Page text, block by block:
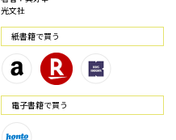
光文社
紙書籍で買う
電⼦書籍で買う